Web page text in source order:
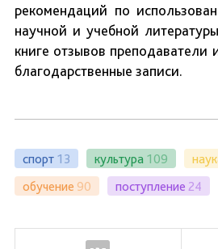
рекомендаций по
научной и учебной
книге отзывов преподаватели
благодарственные записи.
спорт 13 культура 109
обучение 90 поступление 24